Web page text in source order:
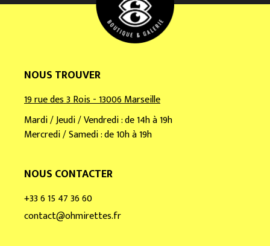
NOUS TROUVER
19 rue des 3 Rois - 13006 Marseille
Mardi / Jeudi / Vendredi : de 14h à 19h
Mercredi / Samedi : de 10h à 19h
NOUS CONTACTER
+33 6 15 47 36 60
contact@ohmirettes.fr